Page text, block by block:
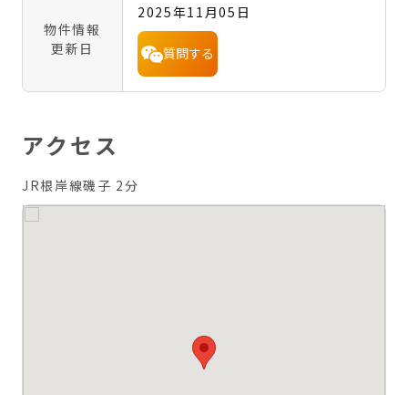
物件情報
更新日
2025年11月05日
質問する
アクセス
JR根岸線磯子 2分